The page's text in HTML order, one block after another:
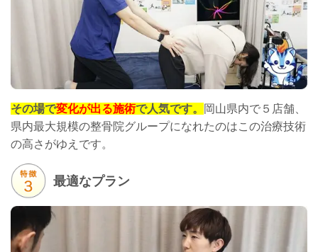
その場で変化が出る施術で人気です。
岡山県内で５店舗、
県内最大規模の整骨院グループになれたのはこの治療技術
の高さがゆえです。
最適なプラン